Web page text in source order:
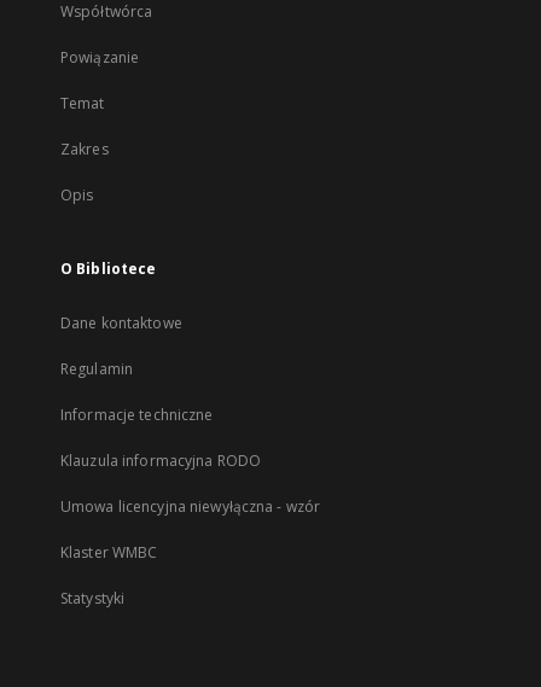
Współtwórca
Powiązanie
Temat
Zakres
Opis
O Bibliotece
Dane kontaktowe
Regulamin
Informacje techniczne
Klauzula informacyjna RODO
Umowa licencyjna niewyłączna - wzór
Klaster WMBC
Statystyki